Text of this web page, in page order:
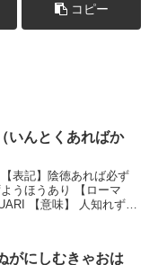
コピー
いんとくあればか
うほうあり 【ローマ
ず善
がにしむきゃおは